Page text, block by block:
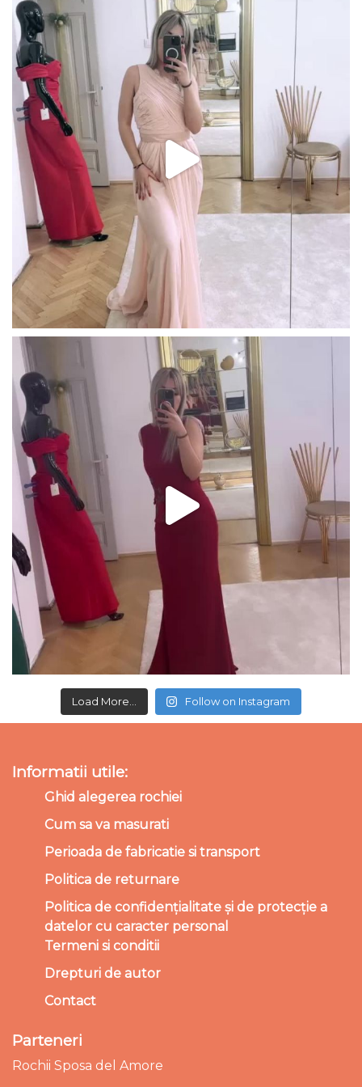
Load More... Follow on Instagram
Informatii utile:
Ghid alegerea rochiei
Cum sa va masurati
Perioada de fabricatie si transport
Politica de returnare
Politica de confidențialitate și de protecție a
datelor cu caracter personal
Termeni si conditii
Drepturi de autor
Contact
Parteneri
Rochii Sposa del Amore